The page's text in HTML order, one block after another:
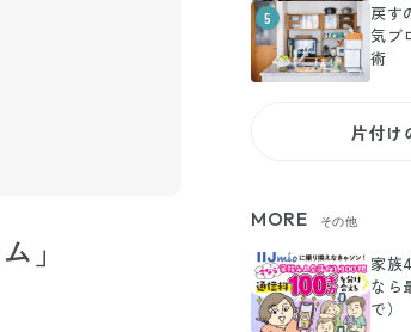
」
5
戻す
気ブ
術
片付け
MORE その他
家族
なら
で）